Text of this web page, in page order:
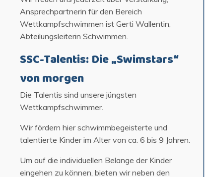
Ansprechpartnerin für den Bereich
Wettkampfschwimmen ist Gerti Wallentin,
Abteilungsleiterin Schwimmen.
SSC-Talentis: Die „Swimstars“
von morgen
Die Talentis sind unsere jüngsten
Wettkampfschwimmer.
Wir fördern hier schwimmbegeisterte und
talentierte Kinder im Alter von ca. 6 bis 9 Jahren.
Um auf die individuellen Belange der Kinder
eingehen zu können, bieten wir neben den